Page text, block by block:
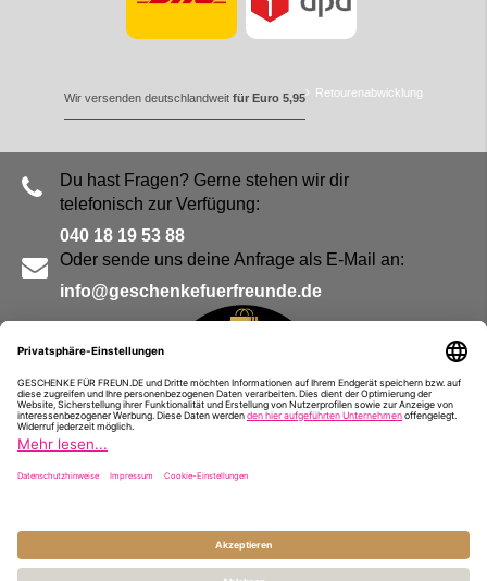
Wir versenden deutschlandweit für Euro 5,95 Retourenabwicklung
Du hast Fragen? Gerne stehen wir dir
telefonisch zur Verfügung:
040 18 19 53 88
Oder sende uns deine Anfrage als E-Mail an:
info@geschenkefuerfreunde.de
Impressum